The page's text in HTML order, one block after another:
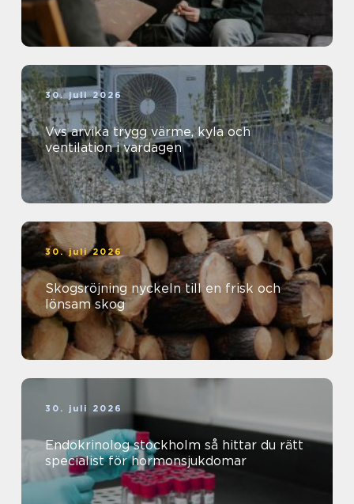
30. juli 2026
Vvs arvika trygg värme, kyla och
ventilation i vardagen
30. juli 2026
Skogsröjning nyckeln till en frisk och
lönsam skog
30. juli 2026
Endokrinolog stockholm så hittar du rätt
specialist för hormonsjukdomar